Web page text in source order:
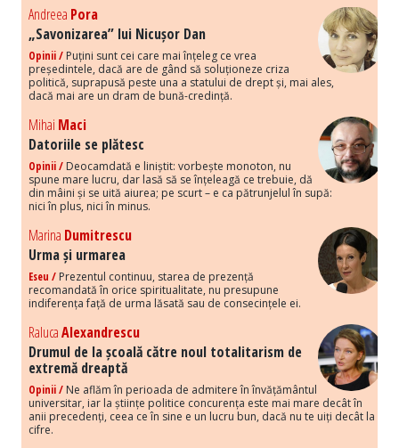
Andreea Pora
„Savonizarea” lui Nicușor Dan
Opinii / Puțini sunt cei care mai înțeleg ce vrea
președintele, dacă are de gând să soluționeze criza
politică, suprapusă peste una a statului de drept și, mai ales,
dacă mai are un dram de bună-credință.
Mihai Maci
Datoriile se plătesc
Opinii / Deocamdată e liniștit: vorbește monoton, nu
spune mare lucru, dar lasă să se înțeleagă ce trebuie, dă
din mâini și se uită aiurea; pe scurt – e ca pătrunjelul în supă:
nici în plus, nici în minus.
Marina Dumitrescu
Urma și urmarea
Eseu / Prezentul continuu, starea de prezență
recomandată în orice spiritualitate, nu presupune
indiferența față de urma lăsată sau de consecințele ei.
RalucaAlexandrescu
Drumul de la școală către noul totalitarism de
extremă dreaptă
Opinii / Ne aflăm în perioada de admitere în învățământul
universitar, iar la științe politice concurența este mai mare decât în
anii precedenți, ceea ce în sine e un lucru bun, dacă nu te uiți decât la
cifre.